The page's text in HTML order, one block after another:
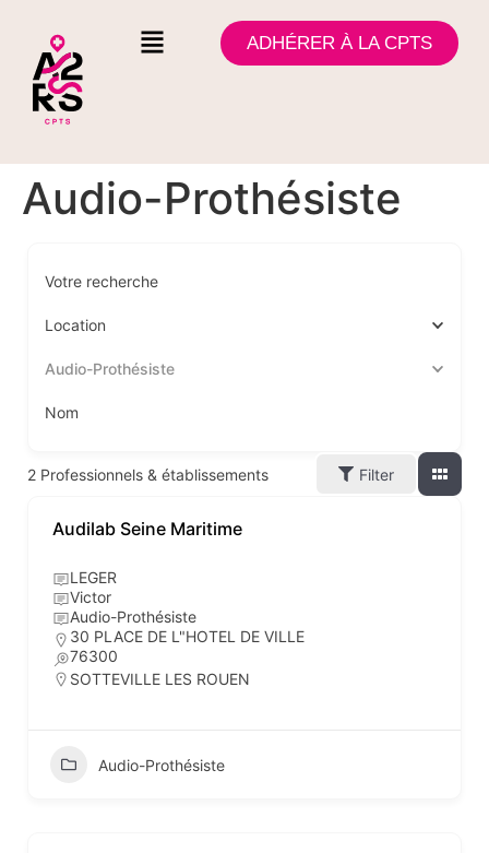
ADHÉRER À LA CPTS
Audio-Prothésiste
Votre recherche
Location
Audio-Prothésiste
Nom
2 Professionnels & établissements Filter
Audilab Seine Maritime
LEGER
Victor
Audio-Prothésiste
30 PLACE DE L"HOTEL DE VILLE
76300
SOTTEVILLE LES ROUEN
Audio-Prothésiste